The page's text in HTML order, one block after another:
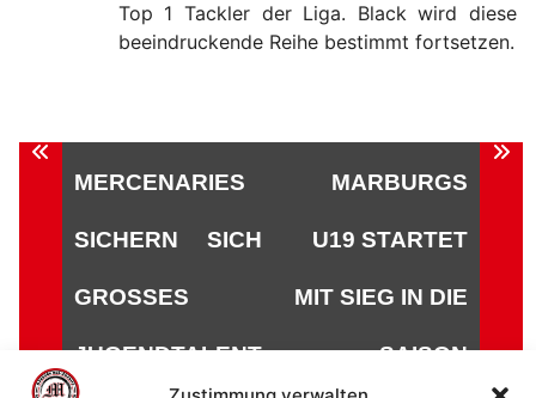
Top 1 Tackler der Liga. Black wird diese
beeindruckende Reihe bestimmt fortsetzen.
Beitragsnavigation
MERCENARIES
SICHERN SICH
GROSSES J
UGENDTALENT
MARBURGS
U19 STARTET
MIT SIEG IN DIE
SAISON